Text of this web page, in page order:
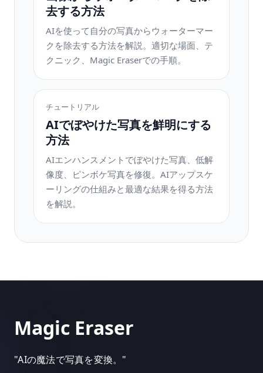
去する方法
AIを使って自分の写真からウォーターマー
クを除去する方法を解説。適切な場面、テ
クニック、Magic Eraserでの手順。
チュートリアル
AIでぼやけた写真を鮮明にする
方法
AIエンハンスメントでぼやけた写真、低解
像度、ピンボケ写真を修復。AIアップスケ
ーリングの仕組みと最適な結果を得る方法
を解説。
Magic Eraser
"AIの魔法で写真を変換。 "